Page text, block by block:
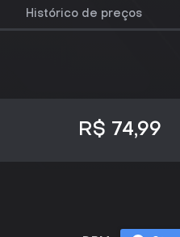
Histórico de preços
R$ 74,99